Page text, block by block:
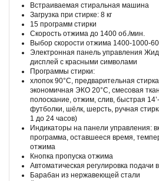
Встраиваемая стиральная машина
Загрузка при стирке: 8 кг
15 программ стирки
Скорость отжима до 1400 об./мин.
Выбор скорости отжима 1400-1000-
Электронная панель управления
дисплей с красными символами
Программы стирки:
хлопок 90°С, предварительная стирка
экономичная ЭКО 20°С, смесовая
полоскание, отжим, слив, быстрая
футболки, шёлк, шерсть, ручная
1 до 24 часов)
Индикаторы на панели управления:
программа, оставшееся время,
отжима
Кнопка пропуска отжима
Автоматическая регулировка подачи
Барабан из нержавеющей стали